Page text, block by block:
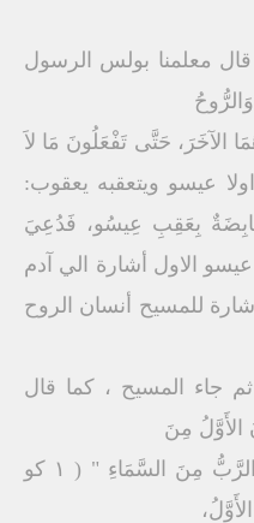
قال معلمنا بولس الرسول
الآخَرَ، حَتَّى تَفْعَلُونَ مَا لاَ
٥ : ١٧ ) خرج اولا عيسو ويتعقبه يعقوب:
بِعَقِبِ عِيسُو، فَدُعِيَ
"يَعْقُوبَ" (تك ٢٥ : ٢٦ ) عيسو الاول أشارة الي آدم
للمسيح أنسان الروح
جاء المسيح ، كما قال
الأَوَّلُ مِنَ
الأَرْضِ تُرَابِيٌّ. الإِنْسَانُ الثَّانِي الرَّبُّ مِنَ السَّمَاءِ " ( ١ كو